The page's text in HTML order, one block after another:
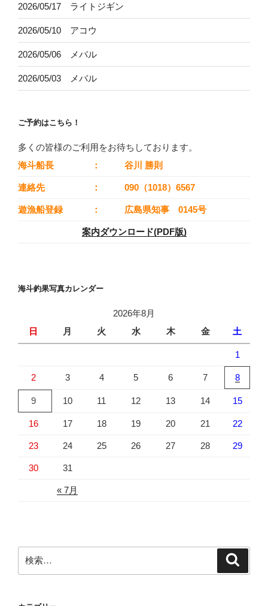
2026/05/17 ライトジギン
2026/05/10 アコウ
2026/05/06 メバル
2026/05/03 メバル
ご予約はこちら！
多くの皆様のご利用をお待ちしております。
海斗船長
： 谷川 勝則
連絡先 ： 090（1018）6567
遊漁船登録 ： 広島県知事 0145号
案内ダウンロード(PDF版)
海斗釣果写真カレンダー
2026年8月
日
月 火 水 木 金 土
« 7月
1
2 3 4 5 6 7 8
9 10 11 12 13 14 15
16 17 18 19 20 21 22
23 24 25 26 27 28 29
30 31
検
索: